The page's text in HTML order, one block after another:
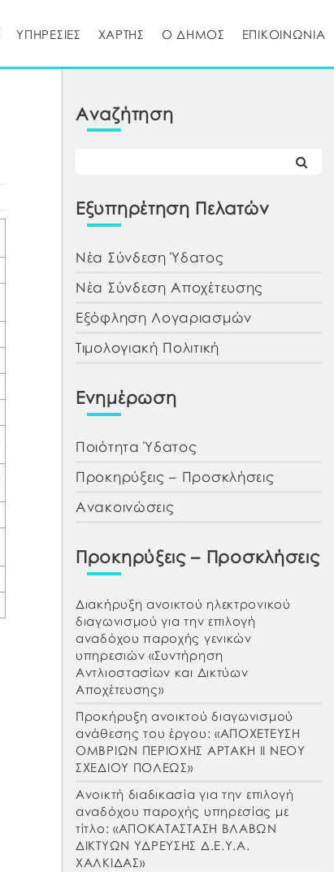
ΥΠΗΡΕΣΙΕΣ ΧΑΡΤΗΣ Ο ΔΗΜΟΣ ΕΠΙΚΟΙΝΩΝΙΑ
Αναζήτηση
Εξυπηρέτηση Πελατών
Νέα Σύνδεση Ύδατος
Νέα Σύνδεση Αποχέτευσης
Εξόφληση Λογαριασμών
Τιμολογιακή Πολιτική
Ενημέρωση
Ποιότητα Ύδατος
Προκηρύξεις – Προσκλήσεις
Ανακοινώσεις
Προκηρύξεις – Προσκλήσεις
Διακήρυξη ανοικτού ηλεκτρονικού
διαγωνισμού για την επιλογή
αναδόχου παροχής γενικών
υπηρεσιών «Συντήρηση
Αντλιοστασίων και Δικτύων
Αποχέτευσης»
Προκήρυξη ανοικτού διαγωνισμού
ανάθεσης του έργου: «ΑΠΟΧΕΤΕΥΣΗ
ΟΜΒΡΙΩΝ ΠΕΡΙΟΧΗΣ ΑΡΤΑΚΗ ΙΙ ΝΕΟΥ
ΣΧΕΔΙΟΥ ΠΟΛΕΩΣ»
Ανοικτή διαδικασία για την επιλογή
αναδόχου παροχής υπηρεσίας με
τίτλο: «ΑΠΟΚΑΤΑΣΤΑΣΗ ΒΛΑΒΩΝ
ΔΙΚΤΥΩΝ ΥΔΡΕΥΣΗΣ Δ.Ε.Υ.Α.
ΧΑΛΚΙΔΑΣ»